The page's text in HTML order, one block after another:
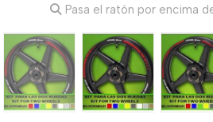
Pasa el ratón por encima